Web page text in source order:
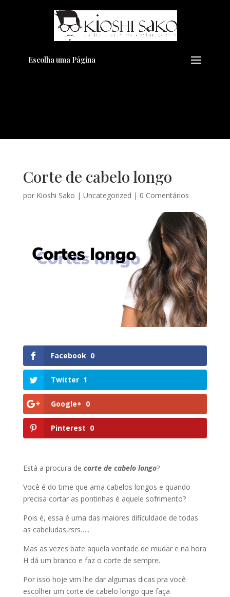
Escolha uma Página
Corte de cabelo longo
por Kioshi Sako | Uncategorized | 0 Comentários
Facebook 0
Twitter 1
Google+ 0
Pinterest 0
Está a procura de corte de cabelo longo?
Você é do time que ama cabelos longos e quando
precisa cortar as pontinhas é aquele sofrimento?
Pois é, essa é uma das maiores dificuldade de todas
as cabeludas,rsrs…..
Mas as vezes bate aquela vontade de mudar e na hora
H dá um branco e faz o corte de sempre.
Por isso hoje vim lhe dar algumas dicas pra você
escolher um corte de cabelo longo que faça
Pensando em transformar seu
Visual??